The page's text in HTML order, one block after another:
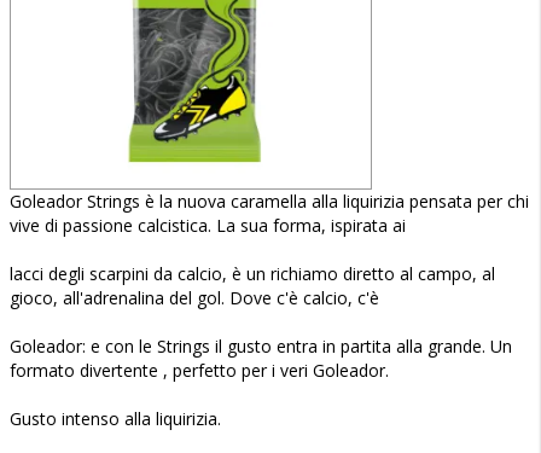
Goleador Strings è la nuova caramella alla liquirizia pensata per chi
vive di passione calcistica. La sua forma, ispirata ai
lacci degli scarpini da calcio, è un richiamo diretto al campo, al
gioco, all'adrenalina del gol. Dove c'è calcio, c'è
Goleador: e con le Strings il gusto entra in partita alla grande. Un
formato divertente , perfetto per i veri Goleador.
Gusto intenso alla liquirizia.